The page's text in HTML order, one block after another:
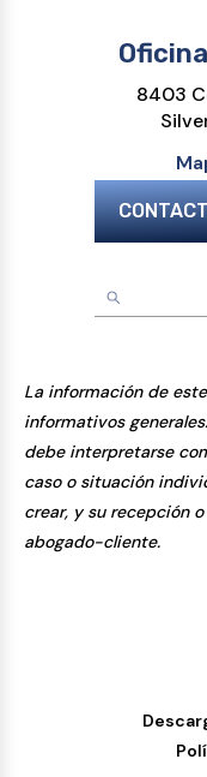
8403
La información de
informativos
debe interpretarse
caso o situación
crear, y su recepción
abogado-cliente.